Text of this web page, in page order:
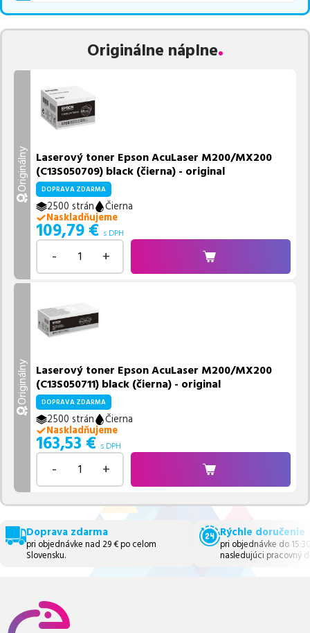
Originálne náplne
Originálny Laserový toner Epson AcuLaser M200/MX200
(C13S050709) black (čierna) - original
DOPRAVA ZDARMA
2500 strán
Čierna
Naskladňujeme
109,79 € s DPH
- +
Originálny Laserový toner Epson AcuLaser M200/MX200
(C13S050711) black (čierna) - original
DOPRAVA ZDARMA
2500 strán
Čierna
Naskladňujeme
163,53 € s DPH
- +
Doprava zdarma
pri objednávke nad 29 € po celom
Slovensku.
Rýchle doručenie
pri objednávke do
nasledujúci pracovný